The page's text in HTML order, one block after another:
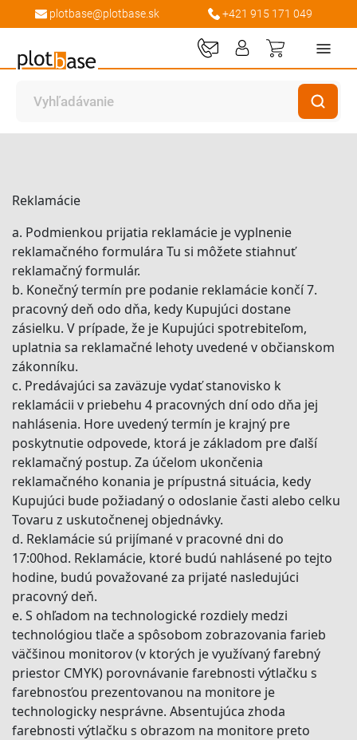
plotbase@plotbase.sk +421 915 171 049
Môj košík
Domov Reklamácie
Reklamácie
a. Podmienkou prijatia reklamácie je vyplnenie
reklamačného formulára Tu si môžete stiahnuť
reklamačný formulár.
b. Konečný termín pre podanie reklamácie končí 7.
pracovný deň odo dňa, kedy Kupujúci dostane
zásielku. V prípade, že je Kupujúci spotrebiteľom,
uplatnia sa reklamačné lehoty uvedené v občianskom
zákonníku.
c. Predávajúci sa zaväzuje vydať stanovisko k
reklamácii v priebehu 4 pracovných dní odo dňa jej
nahlásenia. Hore uvedený termín je krajný pre
poskytnutie odpovede, ktorá je základom pre ďalší
reklamačný postup. Za účelom ukončenia
reklamačného konania je prípustná situácia, kedy
Kupujúci bude požiadaný o odoslanie časti alebo celku
Tovaru z uskutočnenej objednávky.
d. Reklamácie sú prijímané v pracovné dni do
17:00hod. Reklamácie, ktoré budú nahlásené po tejto
hodine, budú považované za prijaté nasledujúci
pracovný deň.
e. S ohľadom na technologické rozdiely medzi
technológiou tlače a spôsobom zobrazovania farieb
väčšinou monitorov (v ktorých je využívaný farebný
priestor CMYK) porovnávanie farebnosti výtlačku s
farebnosťou prezentovanou na monitore je
technologicky nesprávne. Absentujúca zhoda
farebnosti výtlačku s obrazom na monitore preto